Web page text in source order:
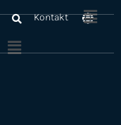
Kontakt